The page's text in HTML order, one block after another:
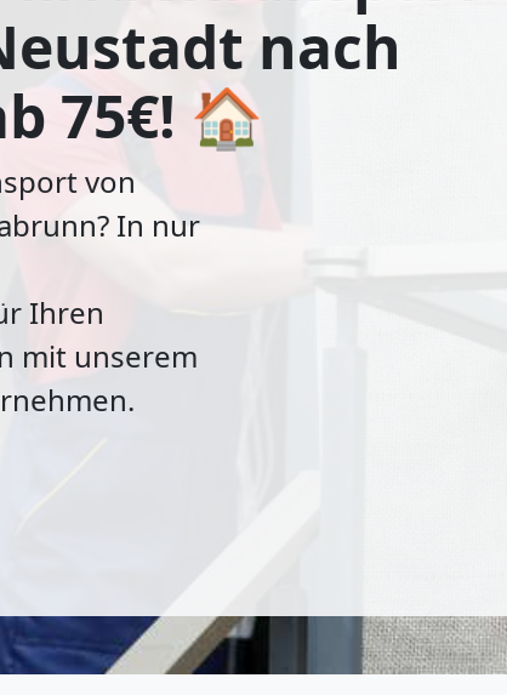
nach
75€! 🏠
von
In nur
Ihren
mit unserem